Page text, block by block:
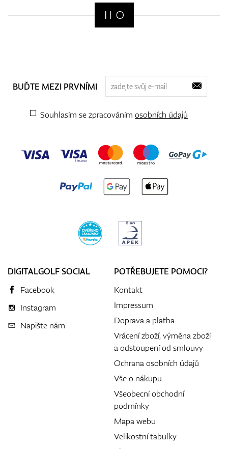
BUĎTE MEZI PRVNÍMI
Souhlasím se zpracováním osobních údajů
DIGITALGOLF SOCIAL
Facebook
Instagram
Napište nám
POTŘEBUJETE POMOCI?
Kontakt
Impressum
Doprava a platba
Vrácení zboží, výměna zboží
a odstoupení od smlouvy
Ochrana osobních údajů
Vše o nákupu
Všeobecní obchodní
podmínky
Mapa webu
Velikostní tabulky